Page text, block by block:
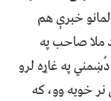
خبرې هم
ملا صاحب په
په غاړه لرو
خویه وو، که